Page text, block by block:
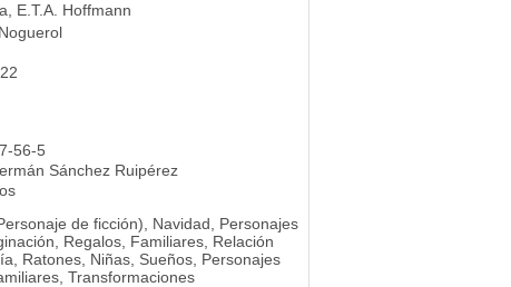
E.T.A. Hoffmann
56-5
Sánchez Ruipérez
de ficción), Navidad, Personajes
Regalos, Familiares, Relación
Ratones, Niñas, Sueños, Personajes
Transformaciones